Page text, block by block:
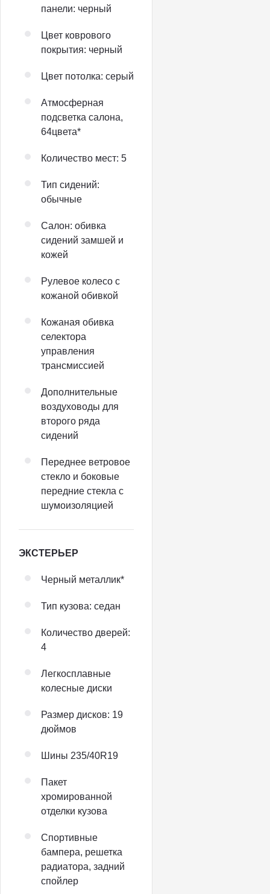
панели: черный
Цвет коврового
покрытия: черный
Цвет потолка: серый
Атмосферная
подсветка салона,
64цвета*
Количество мест: 5
Тип сидений:
обычные
Салон: обивка
сидений замшей и
кожей
Рулевое колесо с
кожаной обивкой
Кожаная обивка
селектора
управления
трансмиссией
Дополнительные
воздуховоды для
второго ряда
сидений
Переднее ветровое
стекло и боковые
передние стекла с
шумоизоляцией
ЭКСТЕРЬЕР
Черный металлик*
Тип кузова: седан
Количество дверей:
4
Легкосплавные
колесные диски
Размер дисков: 19
дюймов
Шины 235/40R19
Пакет
хромированной
отделки кузова
Спортивные
бампера, решетка
радиатора, задний
спойлер